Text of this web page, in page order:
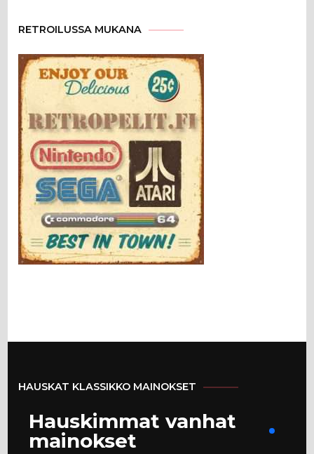
RETROILUSSA MUKANA
HAUSKAT KLASSIKKO MAINOKSET
Hauskimmat vanhat
mainokset